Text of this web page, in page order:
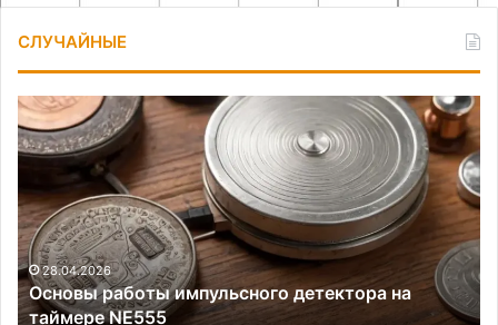
СЛУЧАЙНЫЕ
Основы
работы
импульсного
детектора
на
таймере
NE555
28.04.2026
Основы работы импульсного детектора на
таймере NE555
в